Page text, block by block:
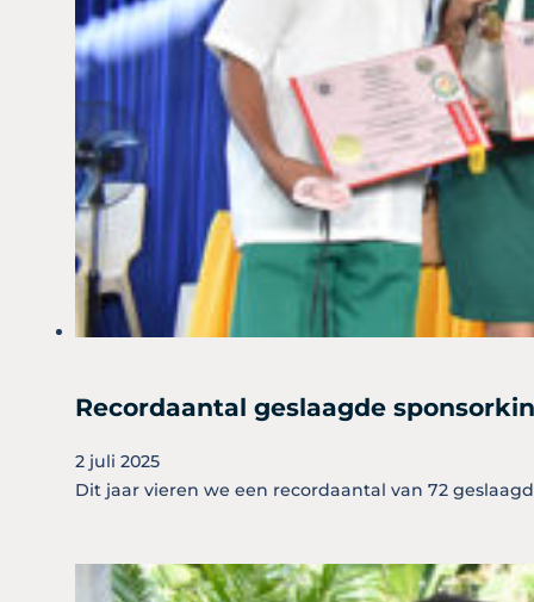
Recordaantal geslaagde
2 juli 2025
Dit jaar vieren we een recordaantal van 72